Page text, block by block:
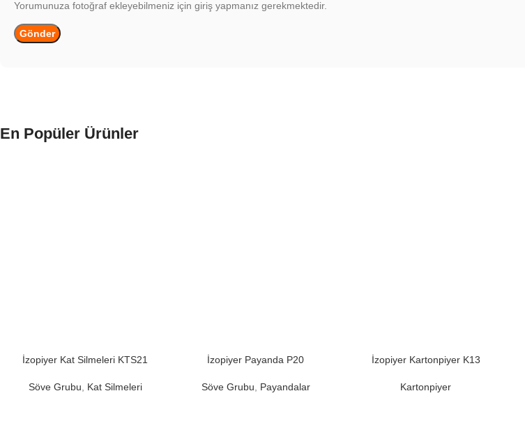
Yorumunuza fotoğraf ekleyebilmeniz için giriş yapmanız gerekmektedir.
En Popüler Ürünler
İzopiyer Kat Silmeleri KTS21
Söve Grubu Kat Silmeleri
İzopiyer Payanda P20
Söve Grubu Payandalar
İzopiyer Kartonpiyer K13
Kartonpiyer